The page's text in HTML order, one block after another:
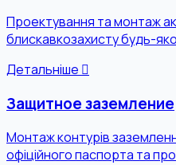
Проектування та монтаж
блискавкозахисту будь-
Детальніше
Защитное заземление
Монтаж контурів
офіційного паспорта та